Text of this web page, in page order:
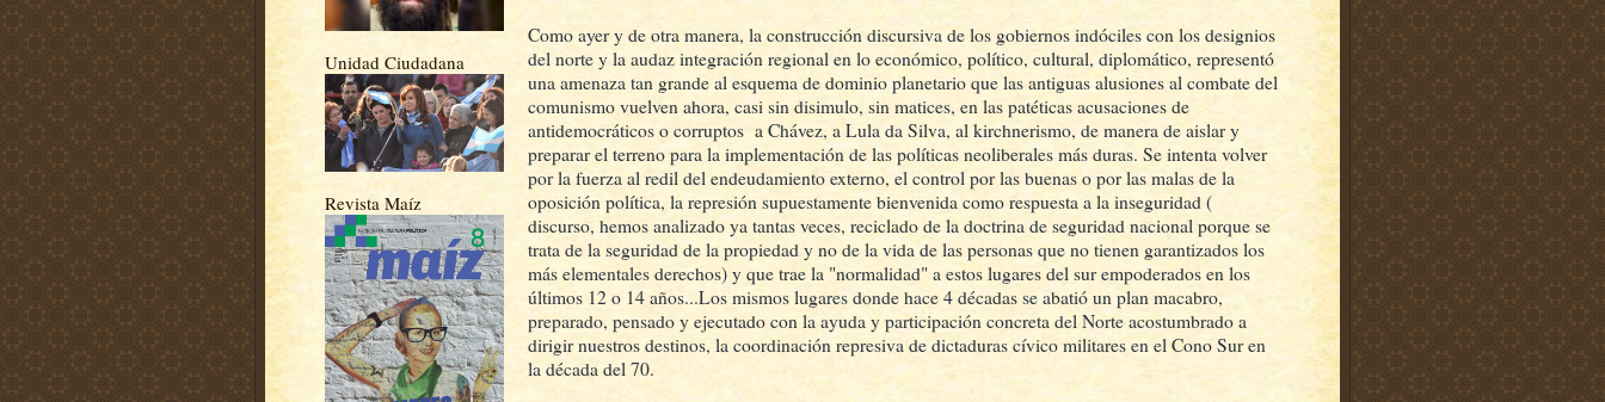
Unidad Ciudadana
Revista Maíz
Como ayer y de otra manera, la construcción discursiva de los gobiernos indóciles con los designios
del norte y la audaz integración regional en lo económico, político, cultural, diplomático, representó
una amenaza tan grande al esquema de dominio planetario que las antiguas alusiones al combate del
comunismo vuelven ahora, casi sin disimulo, sin matices, en las patéticas acusaciones de
antidemocráticos o corruptos a Chávez, a Lula da Silva, al kirchnerismo, de manera de aislar y
preparar el terreno para la implementación de las políticas neoliberales más duras. Se intenta volver
por la fuerza al redil del endeudamiento externo, el control por las buenas o por las malas de la
oposición política, la represión supuestamente bienvenida como respuesta a la inseguridad (
discurso, hemos analizado ya tantas veces, reciclado de la doctrina de seguridad nacional porque se
trata de la seguridad de la propiedad y no de la vida de las personas que no tienen garantizados los
más elementales derechos) y que trae la "normalidad" a estos lugares del sur empoderados en los
últimos 12 o 14 años...Los mismos lugares donde hace 4 décadas se abatió un plan macabro,
preparado, pensado y ejecutado con la ayuda y participación concreta del Norte acostumbrado a
dirigir nuestros destinos, la coordinación represiva de dictaduras cívico militares en el Cono Sur en
la década del 70.